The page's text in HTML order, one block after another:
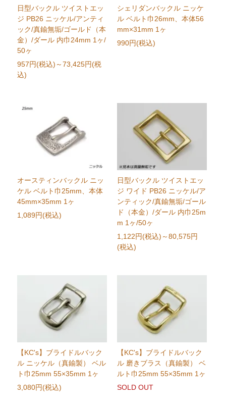
日型バックル ツイストエッ
ジ PB26 ニッケル/アンティ
ック/真鍮無垢/ゴールド（本
金）/ダール 内巾24mm 1ヶ/
50ヶ
957円(税込) ～73,425円(税
込)
シェリダンバックル ニッケ
ル ベルト巾26mm、本体56
mm×31mm 1ヶ
990円(税込)
オースティンバックル ニッ
ケル ベルト巾25mm、本体
45mm×35mm 1ヶ
1,089円(税込)
日型バックル ツイストエッ
ジ ワイド PB26 ニッケル/ア
ンティック/真鍮無垢/ゴール
ド（本金）/ダール 内巾25m
m 1ヶ/50ヶ
1,122円(税込) ～80,575円
(税込)
【KC's】ブライドルバック
ル ニッケル（真鍮製） ベル
ト巾25mm 55×35mm 1ヶ
3,080円(税込)
【KC's】ブライドルバック
ル 磨きブラス（真鍮製） ベ
ルト巾25mm 55×35mm 1ヶ
SOLD OUT